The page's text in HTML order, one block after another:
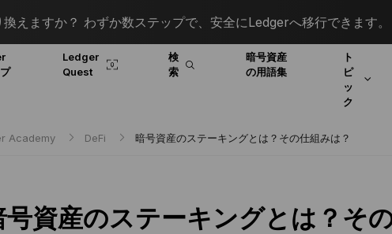
えますか？ わずか数ステップで、安全にLedgerへ移行できます。
Ledger
Quest
検
索
暗号資産
の用語集
ト
ピ
ッ
ク
Academy DeFi 暗号資産のステーキングとは？その仕組みは？
号資産のステーキングとは？そ